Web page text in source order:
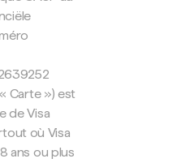
Carte ») est
de Visa
où Visa
ans ou plus